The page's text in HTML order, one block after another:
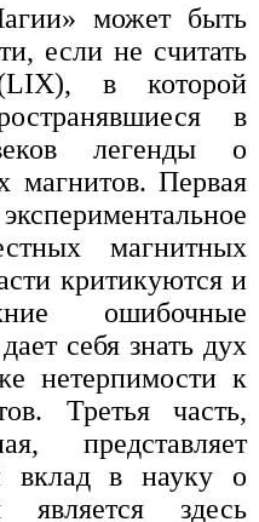
может быть
если не считать
в которой
в
легенды о
магнитов. Первая
магнитных
критикуются и
ошибочные
себя знать дух
нетерпимости к
Третья часть,
представляет
вклад в науку о
является здесь